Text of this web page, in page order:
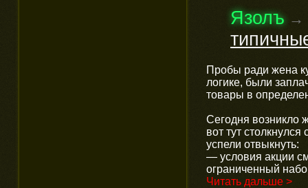
Язолъ→
Пробы ради жена
логике, были
товары в
Сегодня возникло
вот тут
успели отвыкнуть:
— условия акции
ограниченный
Читать дальше >